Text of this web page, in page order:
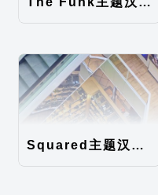
Squared主题汉化包